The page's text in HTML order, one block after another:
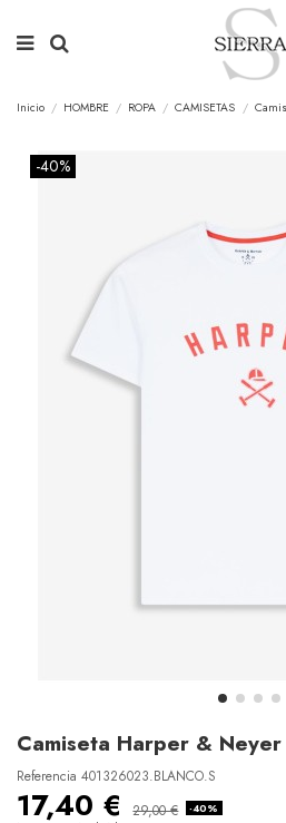
Inicio HOMBRE ROPA CAMISETAS
-40%
Camiseta Harper & Neyer
Referencia 401326023.BLANCO.S
17,40 € 29,00 € -40%